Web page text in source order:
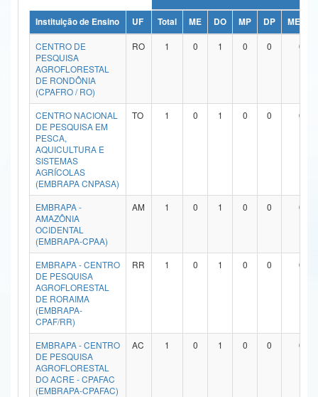
Ministério da Ciência, Tecnologia, Inovações e Comunicações
Ministério do Meio Ambiente
Ministério do Turismo
Ministério do Desenvolvimento Regional
Controladoria-Geral da União
Ministério da Mulher, da Família e dos Direitos Humanos
Secretaria-Geral
Secretaria de Governo
Gabinete de Segurança Institucional
Advocacia-Geral da União
Banco Central do Brasil
Instituição de Ensino UF Total ME DO MP DP
ME/DO
CENTRO DE
PESQUISA
AGROFLORESTAL
DE RONDÔNIA
(CPAFRO / RO)
RO 1 0 1 0 0 0
CENTRO NACIONAL
DE PESQUISA EM
PESCA,
AQUICULTURA E
SISTEMAS
AGRÍCOLAS
(EMBRAPA CNPASA)
TO 1 0 1 0 0 0
EMBRAPA -
AMAZÔNIA
OCIDENTAL
(EMBRAPA-CPAA)
AM 1 0 1 0 0 0
EMBRAPA - CENTRO
DE PESQUISA
AGROFLORESTAL
DE RORAIMA
(EMBRAPA-
CPAF/RR)
RR 1 0 1 0 0 0
EMBRAPA - CENTRO
DE PESQUISA
AGROFLORESTAL
DO ACRE - CPAFAC
(EMBRAPA-CPAFAC)
AC 1 0 1 0 0 0